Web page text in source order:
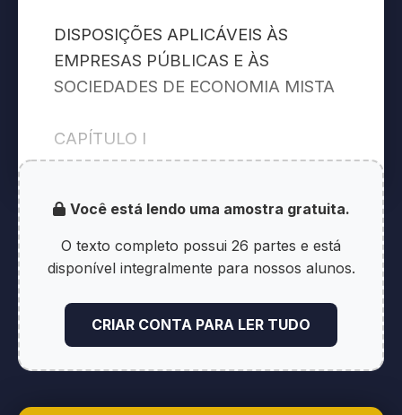
DISPOSIÇÕES APLICÁVEIS ÀS
EMPRESAS PÚBLICAS E ÀS
SOCIEDADES DE ECONOMIA MISTA
CAPÍTULO I
Art. 1º Esta Lei dispõe sobre o
estatuto jurídico da empresa pública,
suas subsidiárias, abrangendo toda e
qualquer empresa pública e
sociedade de economia mista da
Você está lendo uma amostra gratuita.
O texto completo possui 26 partes e está
disponível integralmente para nossos alunos.
CRIAR CONTA PARA LER TUDO